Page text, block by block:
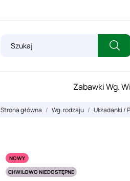
Zabawki Wg.
Strona główna Wg. rodzaju Układanki /
NOWY
CHWILOWO NIEDOSTĘPNE